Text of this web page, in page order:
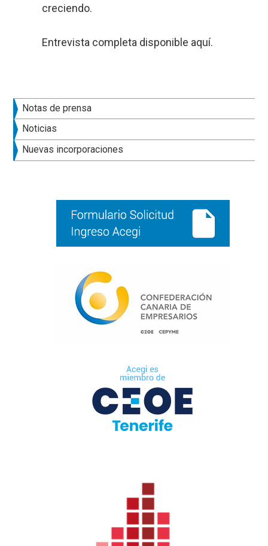
creciendo.
Entrevista completa disponible aquí.
Barra
lateral
principal
Notas de prensa
Noticias
Nuevas incorporaciones